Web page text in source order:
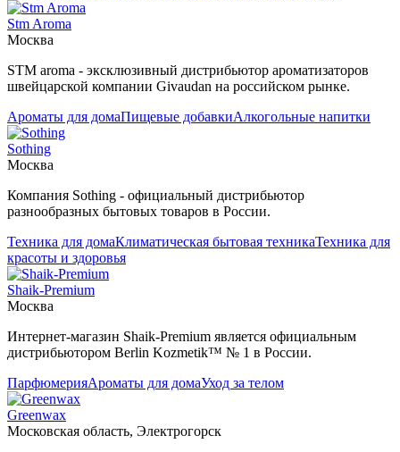
Stm Aroma
Москва
STM aroma - эксклюзивный дистрибьютор ароматизаторов
швейцарской компании Givaudan на российском рынке.
Ароматы для домаПищевые добавкиАлкогольные напитки
Sothing
Москва
Компания Sothing - официальный дистрибьютор
разнообразных бытовых товаров в России.
Техника для домаКлиматическая бытовая техникаТехника для
красоты и здоровья
Shaik-Premium
Москва
Интернет-магазин Shaik-Premium является официальным
дистрибьютором Berlin Kozmetik™ № 1 в России.
ПарфюмерияАроматы для домаУход за телом
Greenwax
Московская область, Электрогорск